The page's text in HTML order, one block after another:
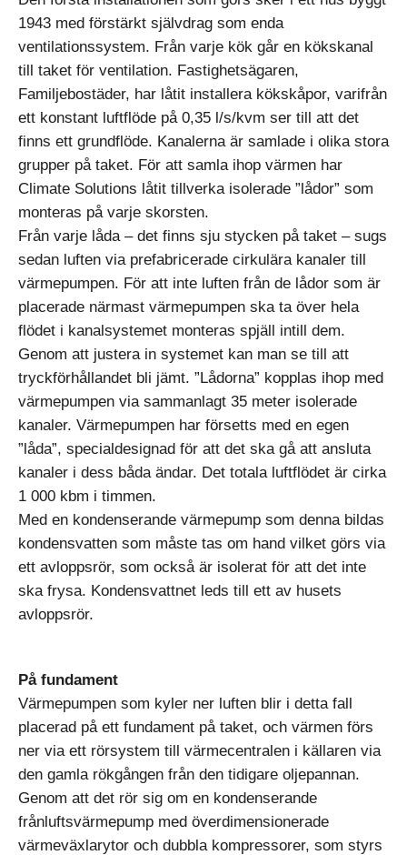
1943 med förstärkt självdrag som enda
ventilationssystem. Från varje kök går en kökskanal
till taket för ventilation. Fastighetsägaren,
Familjebostäder, har låtit installera kökskåpor, varifrån
ett konstant luftflöde på 0,35 l/s/kvm ser till att det
finns ett grundflöde. Kanalerna är samlade i olika stora
grupper på taket. För att samla ihop värmen har
Climate Solutions låtit tillverka isolerade ”lådor” som
monteras på varje skorsten.
Från varje låda – det finns sju stycken på taket – sugs
sedan luften via prefabricerade cirkulära kanaler till
värmepumpen. För att inte luften från de lådor som är
placerade närmast värmepumpen ska ta över hela
flödet i kanalsystemet monteras spjäll intill dem.
Genom att justera in systemet kan man se till att
tryckförhållandet bli jämt. ”Lådorna” kopplas ihop med
värmepumpen via sammanlagt 35 meter isolerade
kanaler. Värmepumpen har försetts med en egen
”låda”, specialdesignad för att det ska gå att ansluta
kanaler i dess båda ändar. Det totala luftflödet är cirka
1 000 kbm i timmen.
Med en kondenserande värmepump som denna bildas
kondensvatten som måste tas om hand vilket görs via
ett avloppsrör, som också är isolerat för att det inte
ska frysa. Kondensvattnet leds till ett av husets
avloppsrör.
På fundament
Värmepumpen som kyler ner luften blir i detta fall
placerad på ett fundament på taket, och värmen förs
ner via ett rörsystem till värmecentralen i källaren via
den gamla rökgången från den tidigare oljepannan.
Genom att det rör sig om en kondenserande
frånluftsvärmepump med överdimensionerade
värmeväxlarytor och dubbla kompressorer, som styrs